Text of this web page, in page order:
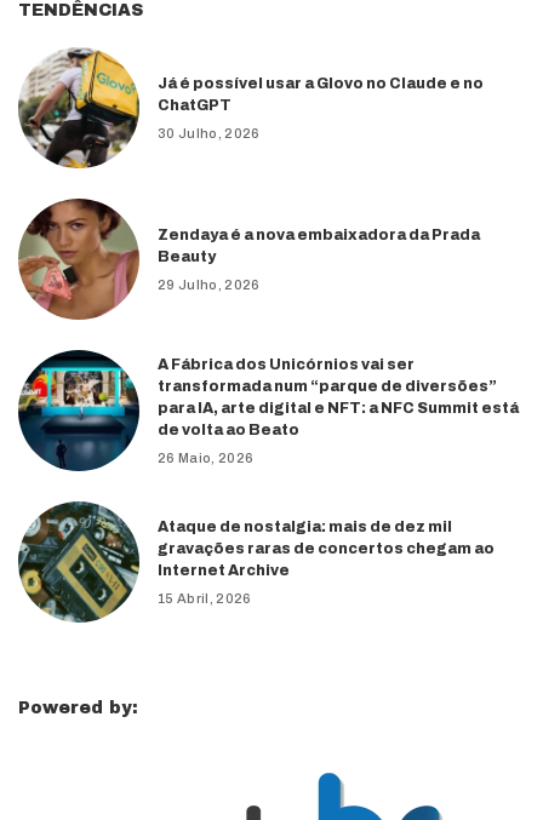
TENDÊNCIAS
Já é possível usar a Glovo no Claude e no
ChatGPT
30 Julho, 2026
Zendaya é a nova embaixadora da Prada
Beauty
29 Julho, 2026
A Fábrica dos Unicórnios vai ser
transformada num “parque de diversões”
para IA, arte digital e NFT: a NFC Summit está
de volta ao Beato
26 Maio, 2026
Ataque de nostalgia: mais de dez mil
gravações raras de concertos chegam ao
Internet Archive
15 Abril, 2026
Powered by: